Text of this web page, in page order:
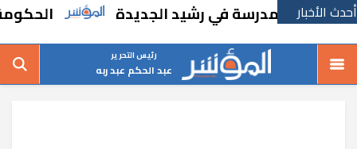
أحدث الأخبار
بإنشاء مدرسة في رشيد الجديدة الحكومة
رئيس التحرير
عبد الحكم عبد ربه